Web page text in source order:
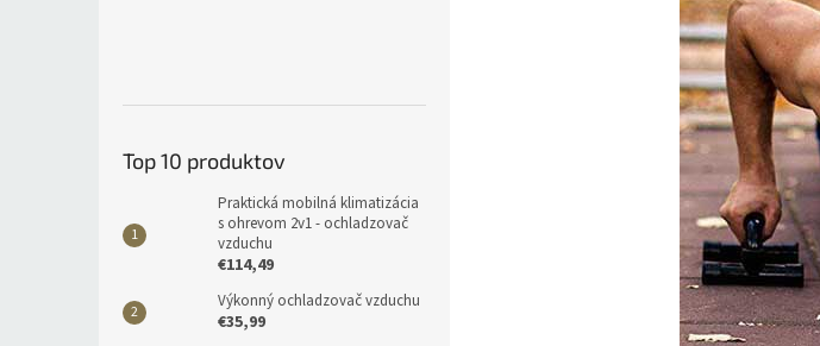
Top 10 produktov
Praktická mobilná klimatizácia
s ohrevom 2v1 - ochladzovač
vzduchu
€114,49
Výkonný ochladzovač vzduchu
€35,99